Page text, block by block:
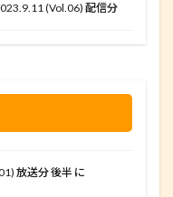
(Vol.06) 配信分
放送分 後半 に